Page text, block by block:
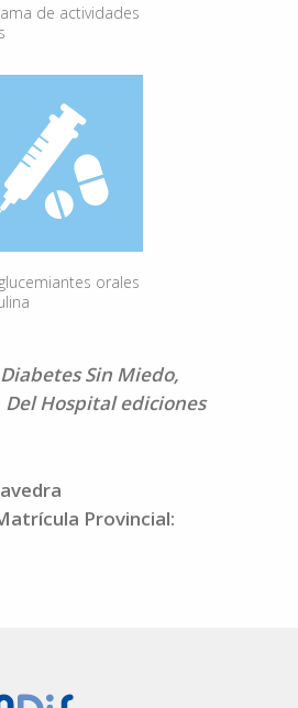
de actividades
orales
Sin Miedo,
Hospital ediciones
Provincial: